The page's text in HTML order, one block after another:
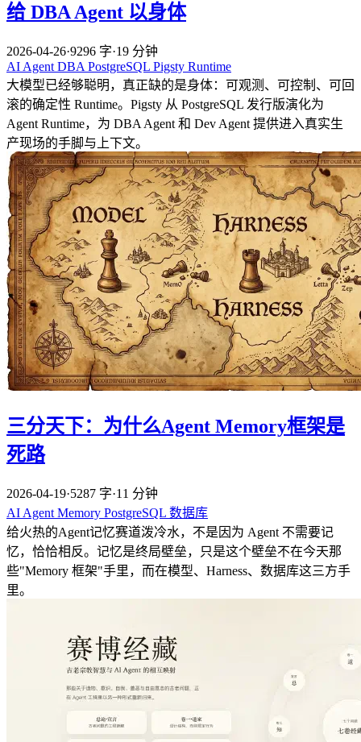
给 DBA Agent 以身体
2026-04-26·9296 字·19 分钟
AI Agent DBA PostgreSQL Pigsty Runtime
大模型已经够聪明，真正缺的是身体：可观测、可控制、可回
滚的确定性 Runtime。Pigsty 从 PostgreSQL 发行版演化为
Agent Runtime，为 DBA Agent 和 Dev Agent 提供进入真实生
产现场的手脚与上下文。
三分天下：为什么Agent Memory框架是
死路
2026-04-19·5287 字·11 分钟
AI Agent Memory PostgreSQL 数据库
给火热的Agent记忆赛道泼冷水，不是因为 Agent 不需要记
忆，恰恰相反。记忆是终局壁垒，只是这个壁垒不在今天那
些"Memory 框架"手里，而在模型、Harness、数据库这三方手
里。